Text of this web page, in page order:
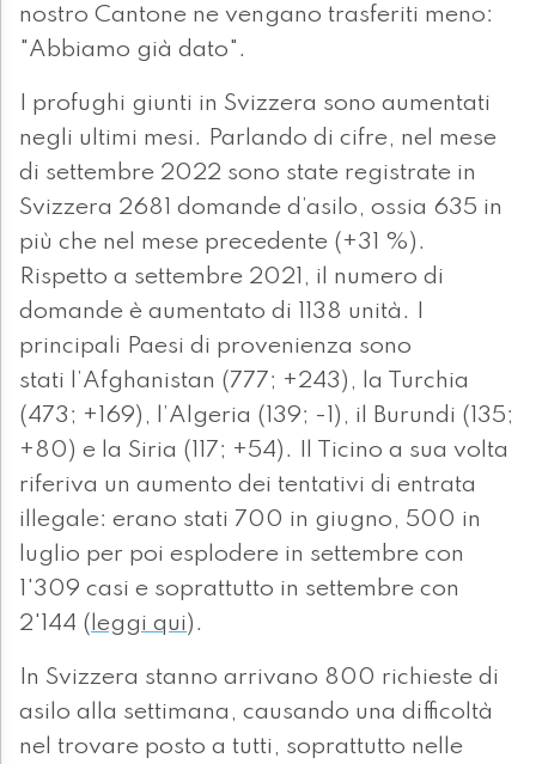
nostro Cantone ne vengano trasferiti meno:
"Abbiamo già dato".
I profughi giunti in Svizzera sono aumentati
negli ultimi mesi. Parlando di cifre, nel mese
di settembre 2022 sono state registrate in
Svizzera 2681 domande d’asilo, ossia 635 in
più che nel mese precedente (+31 %).
Rispetto a settembre 2021, il numero di
domande è aumentato di 1138 unità. I
principali Paesi di provenienza sono
stati l’Afghanistan (777; +243), la Turchia
(473; +169), l’Algeria (139; -1), il Burundi (135;
+80) e la Siria (117; +54). Il Ticino a sua volta
riferiva un aumento dei tentativi di entrata
illegale: erano stati 700 in giugno, 500 in
luglio per poi esplodere in settembre con
1'309 casi e soprattutto in settembre con
2'144 (leggi qui).
In Svizzera stanno arrivano 800 richieste di
asilo alla settimana, causando una difficoltà
nel trovare posto a tutti, soprattutto nelle